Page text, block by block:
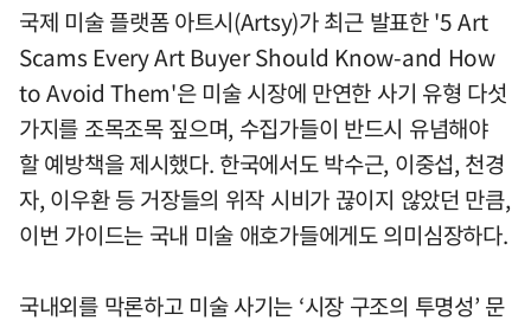
국제 미술 플랫폼 아트시(Artsy)가 최근 발표한 '5 Art
Scams Every Art Buyer Should Know-and How
to Avoid Them'은 미술 시장에 만연한 사기 유형 다섯
가지를 조목조목 짚으며, 수집가들이 반드시 유념해야
할 예방책을 제시했다. 한국에서도 박수근, 이중섭, 천경
자, 이우환 등 거장들의 위작 시비가 끊이지 않았던 만큼,
이번 가이드는 국내 미술 애호가들에게도 의미심장하다.
국내외를 막론하고 미술 사기는 ‘시장 구조의 투명성’ 문